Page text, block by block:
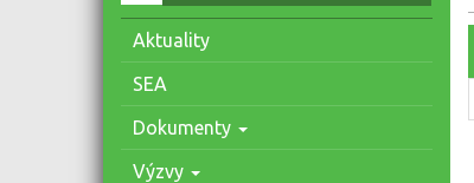
Aktuality
SEA
Dokumenty
Výzvy